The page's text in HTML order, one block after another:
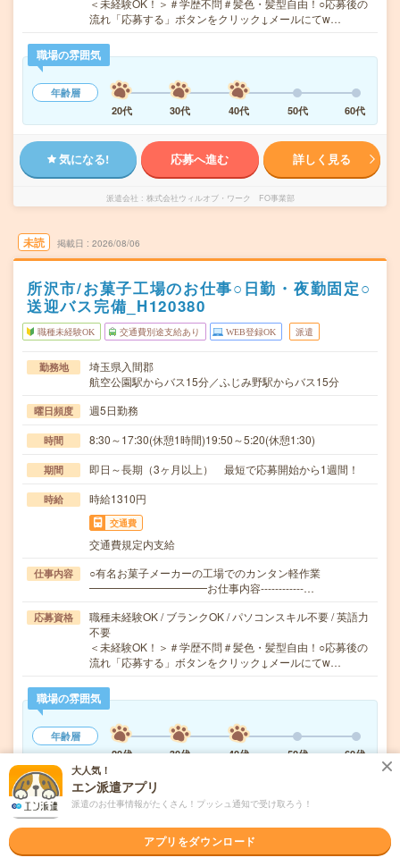
＜未経験OK！＞＃学歴不問＃髪色・髪型自由！○応募後の
流れ「応募する」ボタンをクリック↓メールにてw…
職場の雰囲気
年齢層
20代
30代 40代 50代 60代
気になる! 応募へ進む 詳しく見る
派遣会社 株式会社ウィルオブ・ワーク FO事業部
未読 掲載日 2026/08/06
所沢市/お菓子工場のお仕事○日勤・夜勤固定○
送迎バス完備_H120380
職種未経験OK 交通費別途支給あり WEB登録OK 派遣
勤務地
埼玉県入間郡
航空公園駅からバス15分／ふじみ野駅からバス15分
曜日頻度 週5日勤務
時間 8:30～17:30(休憩1時間)19:50～5:20(休憩1:30)
期間 即日～長期（3ヶ月以上） 最短で応募開始から1週間！
時給 時給1310円
交通費
交通費規定内支給
仕事内容
○有名お菓子メーカーの工場でのカンタン軽作業
━━━━━━━━━━━お仕事内容------------…
応募資格
職種未経験OK / ブランクOK / パソコンスキル不要 / 英語力
不要
＜未経験OK！＞＃学歴不問＃髪色・髪型自由！○応募後の
流れ「応募する」ボタンをクリック↓メールにてw…
職場の雰囲気
年齢層
20代
30代 40代 50代 60代
気になる! 応募へ進む 詳しく見る
株式会社ウィルオブ・ワーク FO事業部
大人気！
エン派遣アプリ
派遣のお仕事情報がたくさん！プッシュ通知で受け取ろう！
アプリをダウンロード